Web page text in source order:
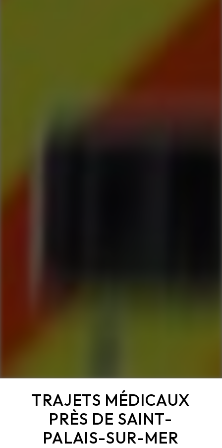
TRAJETS MÉDICAUX
PRÈS DE SAINT-
PALAIS-SUR-MER